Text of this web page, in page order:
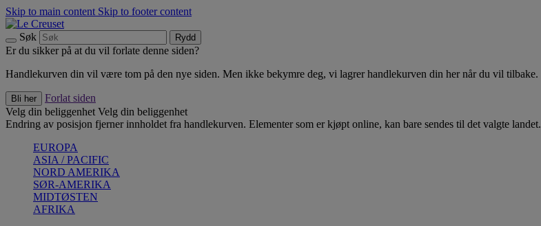
Skip to main content Skip to footer content
Søk Rydd
Er du sikker på at du vil forlate denne siden?
Handlekurven din vil være tom på den nye siden. Men ikke bekymre deg, vi lagrer handlekurven din her når du vil tilbake.
Bli her
Forlat siden
Velg din beliggenhet Velg din beliggenhet
Endring av posisjon fjerner innholdet fra handlekurven. Elementer som er kjøpt online, kan bare sendes til det valgte landet.
EUROPA
ASIA / PACIFIC
NORD AMERIKA
SØR-AMERIKA
MIDTØSTEN
AFRIKA